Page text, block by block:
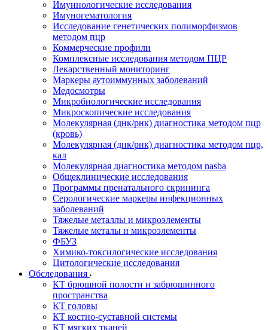
Имуннологические исследования
Имуногематология
Исследование генетических полиморфизмов
методом пцр
Коммерческие профили
Комплексные исследования методом ПЦР
Лекарственный мониторинг
Маркеры аутоиммунных заболеваний
Медосмотры
Микробиологические исследования
Микроскопические исследования
Молекулярная (днк/рнк) диагностика методом пцр
(кровь)
Молекулярная (днк/рнк) диагностика методом пцр,
кал
Молекулярная диагностика методом nasba
Общеклинические исследования
Программы пренатального скрининга
Серологические маркеры инфекционных
заболеваний
Тяжелые металлы и микроэлементы
Тяжелые металы и микроэлементы
ФБУЗ
Химико-токсилогические исследования
Цитологические исследования
Обследования
КТ брюшной полости и забрюшинного
пространства
КТ головы
КТ костно-суставной системы
КТ мягких тканей